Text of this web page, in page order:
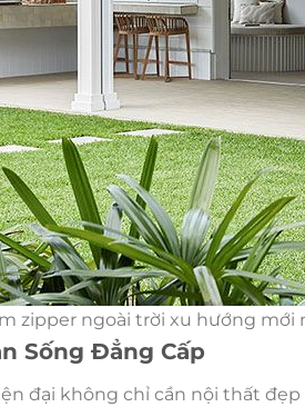
zipper ngoài trời xu hướng mới
Sống Đẳng Cấp
đại không chỉ cần nội thất